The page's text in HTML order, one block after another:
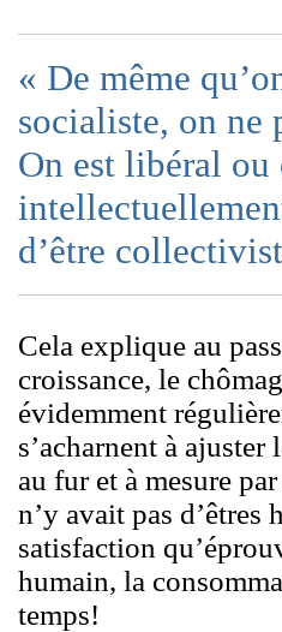
« De même
socialiste, on ne
On est libéral
d’être
Cela explique au
croissance, le
évidemment
s’acharnent à
au fur et à mesure
n’y avait pas
satisfaction
humain, la
temps!